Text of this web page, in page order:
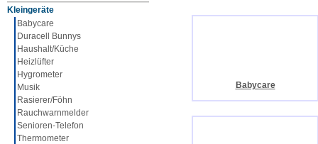
Kleingeräte
Babycare
Duracell Bunnys
Haushalt/Küche
Heizlüfter
Hygrometer
Musik
Rasierer/Föhn
Rauchwarnmelder
Senioren-Telefon
Thermometer
Babycare